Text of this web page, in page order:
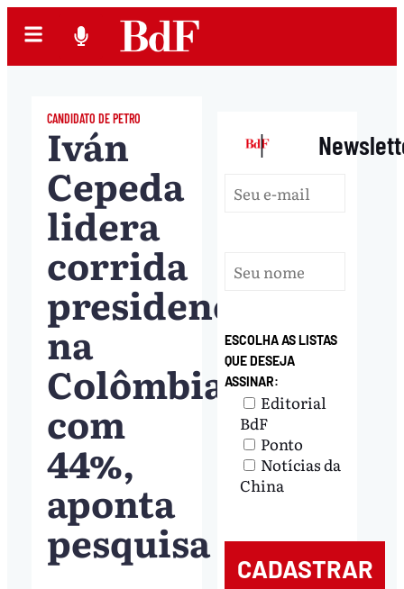
CANDIDATO DE PETRO
Iván
Cepeda
lidera
corrida
presidencial
na
Colômbia
com
44%,
aponta
pesquisa
|
ESCOLHA AS LISTAS
QUE DESEJA
ASSINAR:
Editorial
BdF
Ponto
Notícias da
China